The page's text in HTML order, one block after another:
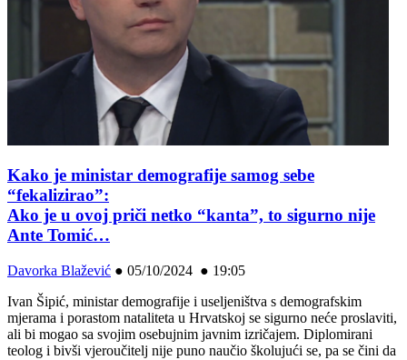
Kako je ministar demografije samog sebe
“fekalizirao”:
Ako je u ovoj priči netko “kanta”, to sigurno nije
Ante Tomić…
Davorka Blažević ● 05/10/2024 ● 19:05
Ivan Šipić, ministar demografije i useljeništva s demografskim
mjerama i porastom nataliteta u Hrvatskoj se sigurno neće proslaviti,
ali bi mogao sa svojim osebujnim javnim izričajem. Diplomirani
teolog i bivši vjeroučitelj nije puno naučio školujući se, pa se čini da